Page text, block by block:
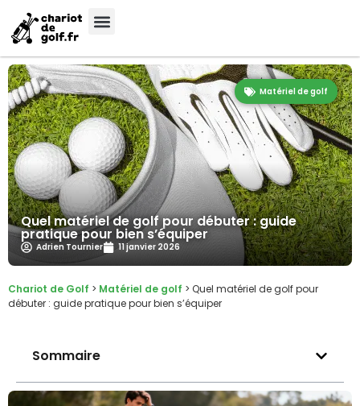
Matériel de golf
Quel matériel de golf pour débuter : guide
pratique pour bien s’équiper
Adrien Tournier 11 janvier 2026
Chariot de Golf > Matériel de golf > Quel matériel de golf pour
débuter : guide pratique pour bien s’équiper
Sommaire